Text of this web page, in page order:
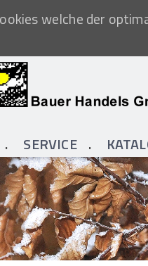
welche der
SERVICE